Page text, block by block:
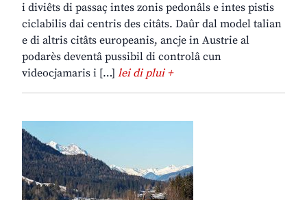
i diviêts di passaç intes zonis pedonâls e intes pistis
ciclabilis dai centris des citâts. Daûr dal model talian
e di altris citâts europeanis, ancje in Austrie al
podarès deventâ pussibil di controlâ cun
videocjamaris i […] lei di plui +